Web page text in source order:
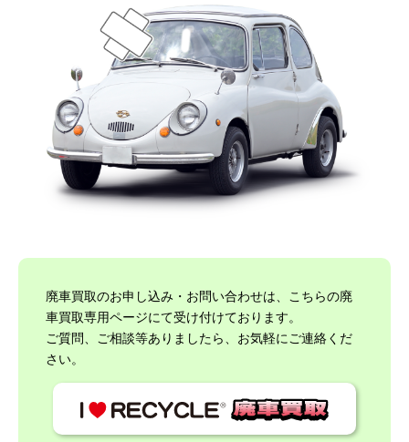
廃車買取のお申し込み・お問い合わせは、こちらの廃
車買取専用ページにて受け付けております。
ご質問、ご相談等ありましたら、お気軽にご連絡くだ
さい。